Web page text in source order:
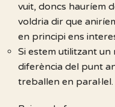
vuit, doncs hauríem
voldria dir que
en principi ens
Si estem utilitzant un
diferència del punt
treballen en paral·lel.